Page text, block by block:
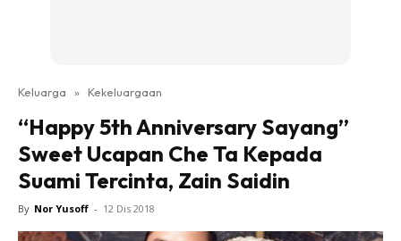
Keluarga » Kekeluargaan
“Happy 5th Anniversary Sayang”
Sweet Ucapan Che Ta Kepada
Suami Tercinta, Zain Saidin
By Nor Yusoff - 12 Dis 2018